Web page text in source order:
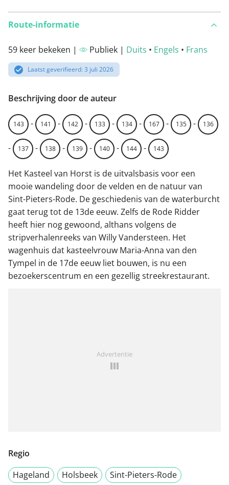
Route-informatie
59 keer bekeken | Publiek | Duits • Engels • Frans
Laatst geverifieerd: 3 juli 2026
Beschrijving door de auteur
143 - 141 - 142 - 133 - 134 - 167 - 135 - 136
- 137 - 138 - 139 - 140 - 144 - 143
Het Kasteel van Horst is de uitvalsbasis voor een
mooie wandeling door de velden en de natuur van
Sint-Pieters-Rode. De geschiedenis van de waterburcht
gaat terug tot de 13de eeuw. Zelfs de Rode Ridder
heeft hier nog gewoond, althans volgens de
stripverhalenreeks van Willy Vandersteen. Het
wagenhuis dat kasteelvrouw Maria-Anna van den
Tympel in de 17de eeuw liet bouwen, is nu een
bezoekerscentrum en een gezellig streekrestaurant.
Advertentie
Regio
Hageland
Holsbeek
Sint-Pieters-Rode